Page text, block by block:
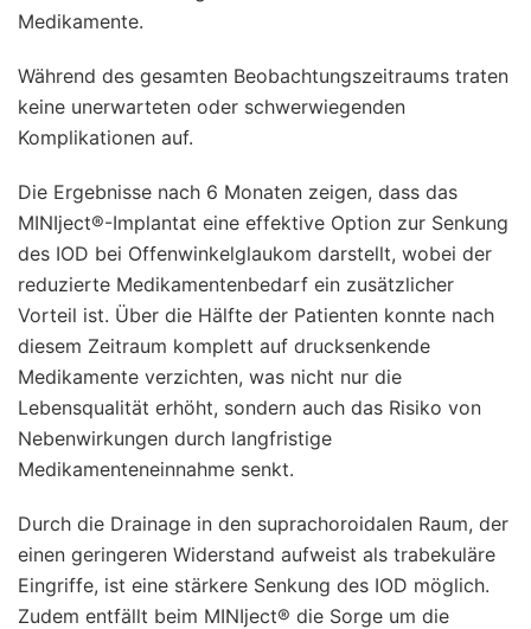
Medikamente.
Während des gesamten Beobachtungszeitraums traten
keine unerwarteten oder schwerwiegenden
Komplikationen auf.
Die Ergebnisse nach 6 Monaten zeigen, dass das
MINIject®-Implantat eine effektive Option zur Senkung
des IOD bei Offenwinkelglaukom darstellt, wobei der
reduzierte Medikamentenbedarf ein zusätzlicher
Vorteil ist. Über die Hälfte der Patienten konnte nach
diesem Zeitraum komplett auf drucksenkende
Medikamente verzichten, was nicht nur die
Lebensqualität erhöht, sondern auch das Risiko von
Nebenwirkungen durch langfristige
Medikamenteneinnahme senkt.
Durch die Drainage in den suprachoroidalen Raum, der
einen geringeren Widerstand aufweist als trabekuläre
Eingriffe, ist eine stärkere Senkung des IOD möglich.
Zudem entfällt beim MINIject® die Sorge um die